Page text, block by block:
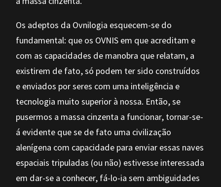
Os adeptos da Ovnilogia esquecem-se do
fundamental: que os OVNIS em que acreditam e
com as capacidades de manobra que relatam, a
existirem de fato, só podem ter sido construídos
e enviados por seres com uma inteligência e
tecnologia muito superior à nossa. Então, se
pusermos a massa cinzenta a funcionar, tornar-se-
á evidente que se de fato uma civilização
alenígena com capacidade para enviar essas naves
espaciais tripuladas (ou não) estivesse interessada
em dar-se a conhecer, fá-lo-ia sem ambiguidades